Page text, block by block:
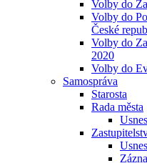
Volby do
Volby do
České
Volby do
2020
Volby do
Samospráva
Starosta
Rada města